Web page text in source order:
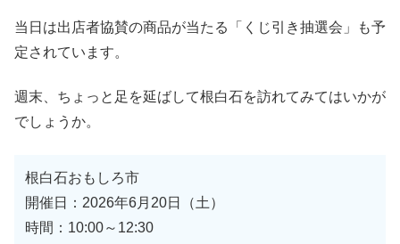
当日は出店者協賛の商品が当たる「くじ引き抽選会」も予
定されています。
週末、ちょっと足を延ばして根白石を訪れてみてはいかが
でしょうか。
根白石おもしろ市
開催日：2026年6月20日（土）
時間：10:00～12:30